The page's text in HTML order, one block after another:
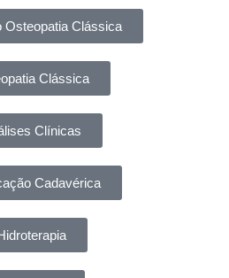
Osteopatia Clássica
Clássica
Clínicas
Cadavérica